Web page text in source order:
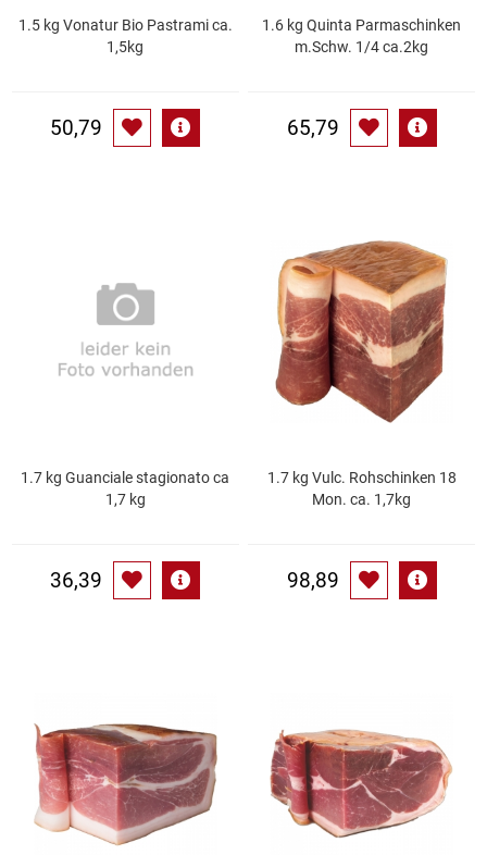
Spirituosen
Tischbereich
Tischkultur
Trocken-/Backfrüchte
1.5 kg Vonatur Bio Pastrami ca.
1,5kg
50,79
1.6 kg Quinta Parmaschinken
m.Schw. 1/4 ca.2kg
65,79
1.7 kg Guanciale stagionato ca
1,7 kg
36,39
1.7 kg Vulc. Rohschinken 18
Mon. ca. 1,7kg
98,89